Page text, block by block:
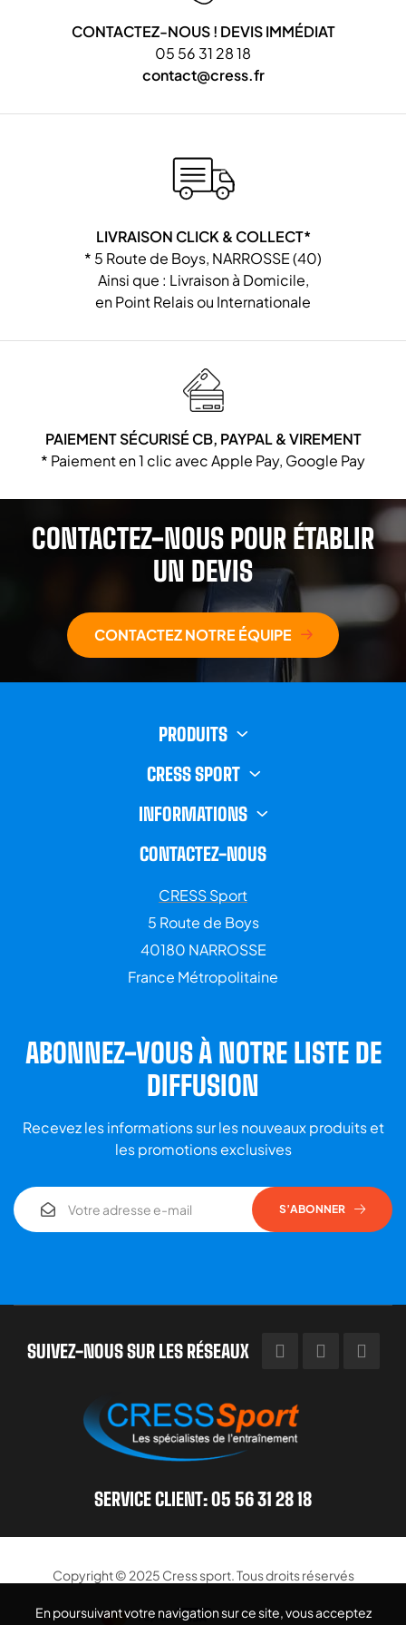
En poursuivant votre navigation sur ce site, vous acceptez
CONTACTEZ-NOUS ! DEVIS IMMÉDIAT
05 56 31 28 18
contact@cress.fr
LIVRAISON CLICK & COLLECT*
* 5 Route de Boys, NARROSSE (40)
Ainsi que : Livraison à Domicile,
en Point Relais ou Internationale
PAIEMENT SÉCURISÉ CB, PAYPAL & VIREMENT
* Paiement en 1 clic avec Apple Pay, Google Pay
CONTACTEZ-NOUS POUR ÉTABLIR
UN DEVIS
CONTACTEZ NOTRE ÉQUIPE
PRODUITS
CRESS SPORT
INFORMATIONS
CONTACTEZ-NOUS
CRESS Sport
5 Route de Boys
40180 NARROSSE
France Métropolitaine
ABONNEZ-VOUS À NOTRE LISTE DE
DIFFUSION
Recevez les informations sur les nouveaux produits et
les promotions exclusives
S’ABONNER
SUIVEZ-NOUS SUR LES RÉSEAUX
SERVICE CLIENT: 05 56 31 28 18
Copyright © 2025 Cress sport. Tous droits réservés
En poursuivant votre navigation sur ce site, vous acceptez